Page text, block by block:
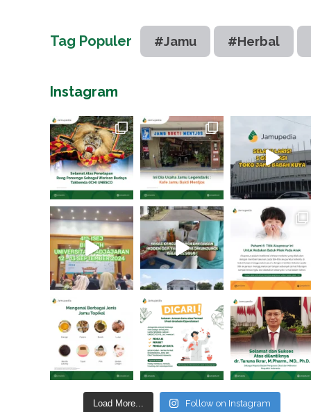
Tag Populer #Jamu #Herbal
Instagram
Load More... Follow on Instagram